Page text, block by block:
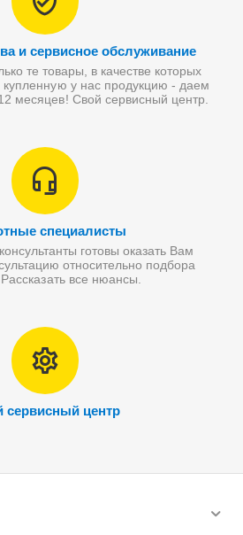
и сервисное обслуживание
те товары, в качестве которых
у нас продукцию - даем
месяцев! Свой сервисный центр.
специалисты
готовы оказать Вам
относительно подбора
все нюансы.
сервисный центр